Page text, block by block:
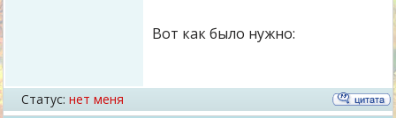
Вот как было нужно:
Статус: нет меня